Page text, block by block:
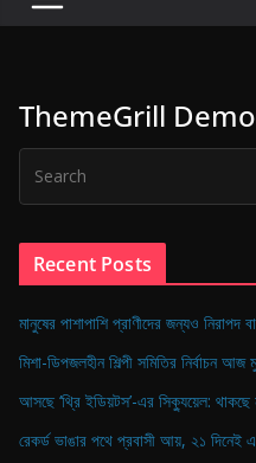
s
e
f
D
i
g
a
l
ThemeGrill
Recent Posts
মানুষের পাশাপাশি প্রাণীদের জন্যও নিরাপদ
মিশা-ডিপজলহীন শিল্পী সমিতির নির্বাচন
আসছে ‘থ্রি ইডিয়টস’-এর সিক্যুয়েল: থাকছে
রেকর্ড ভাঙার পথে প্রবাসী আয়, ২১ দিনেই